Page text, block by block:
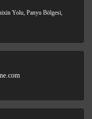
Yolu, Panyu Bölgesi,